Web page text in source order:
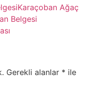
Karaçoban Ağaç
Belgesi
Gerekli alanlar * ile